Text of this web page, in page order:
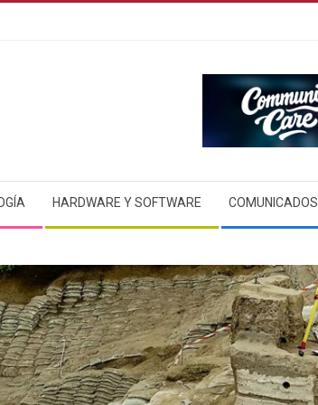
HARDWARE Y SOFTWARE COMUNICADOS